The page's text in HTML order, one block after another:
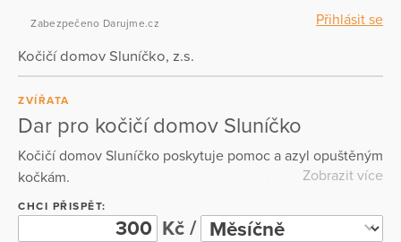
Přihlásit se
Zabezpečeno Darujme.cz
Kočičí domov Sluníčko, z.s.
ZVÍŘATA
Dar pro kočičí domov Sluníčko
Kočičí domov Sluníčko poskytuje pomoc a azyl opuštěným
kočkám.
Zobrazit více
CHCI PŘISPĚT:
Kč /